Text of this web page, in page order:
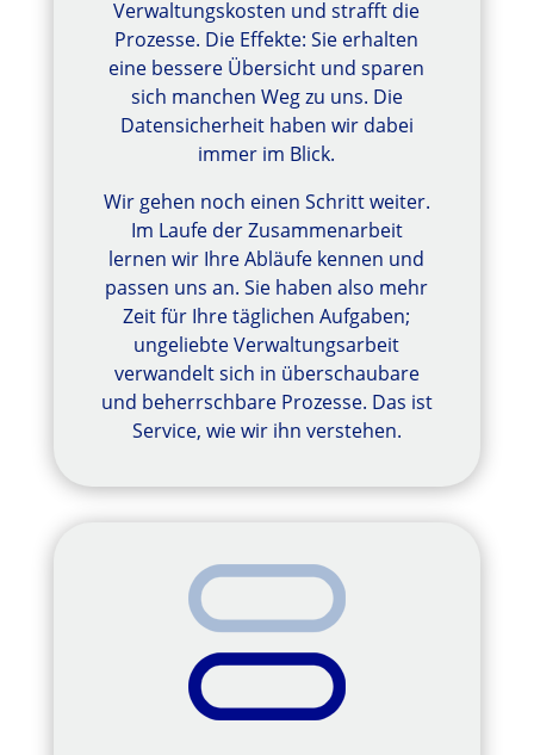
Verwaltungskosten und strafft die
Prozesse. Die Effekte: Sie erhalten
eine bessere Übersicht und sparen
sich manchen Weg zu uns. Die
Datensicherheit haben wir dabei
immer im Blick.
Wir gehen noch einen Schritt weiter.
Im Laufe der Zusammenarbeit
lernen wir Ihre Abläufe kennen und
passen uns an. Sie haben also mehr
Zeit für Ihre täglichen Aufgaben;
ungeliebte Verwaltungsarbeit
verwandelt sich in überschaubare
und beherrschbare Prozesse. Das ist
Service, wie wir ihn verstehen.